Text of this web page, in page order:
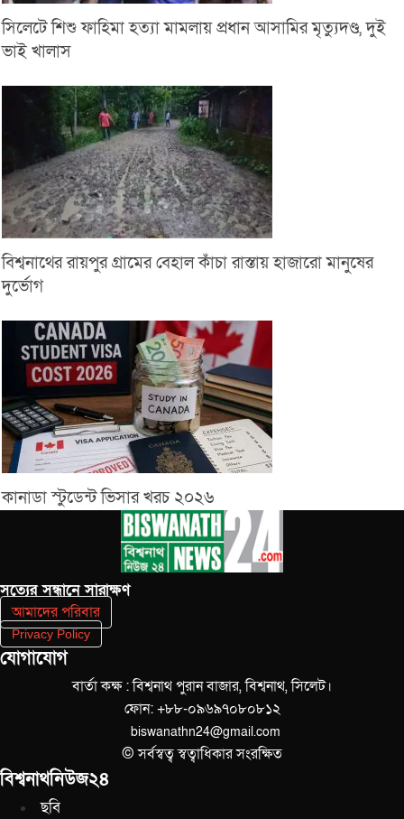
সিলেটে শিশু ফাহিমা হত্যা মামলায় প্রধান আসামির মৃত্যুদণ্ড, দুই
ভাই খালাস
বিশ্বনাথের রায়পুর গ্রামের বেহাল কাঁচা রাস্তায় হাজারো মানুষের
দুর্ভোগ
কানাডা স্টুডেন্ট ভিসার খরচ ২০২৬
সত‌্যের সন্ধানে সারাক্ষণ
আমাদের পরিবার
Privacy Policy
যোগাযোগ
বার্তা কক্ষ : বিশ্বনাথ পুরান বাজার, বিশ্বনাথ, সিলেট।
ফোন: +৮৮-০৯৬৯৭০৮০৮১২
biswanathn24@gmail.com
© সর্বস্বত্ব স্বত্বাধিকার সংরক্ষিত
বিশ্বনাথনিউজ২৪
ছবি